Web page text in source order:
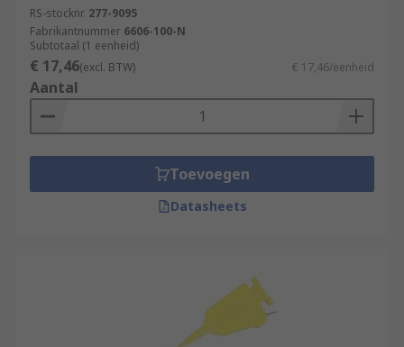
RS-stocknr. 277-9095
Fabrikantnummer 6606-100-N
Subtotaal (1 eenheid)
€ 17,46(excl. BTW) € 17,46/eenheid
Aantal
Toevoegen
Datasheets